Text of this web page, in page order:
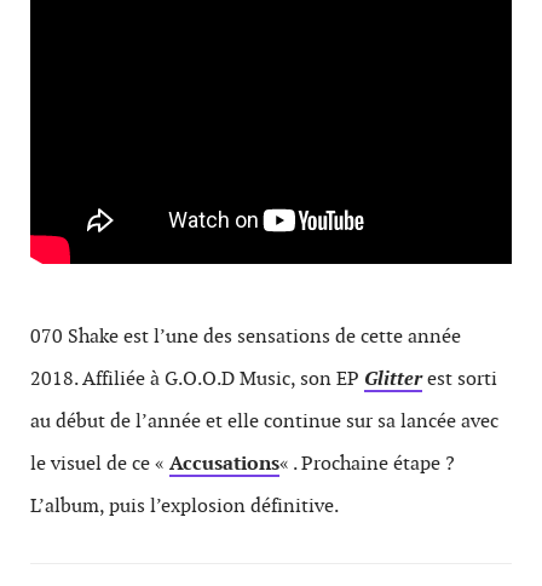
070 Shake est l’une des sensations de cette année
2018. Affiliée à G.O.O.D Music, son EP Glitterest sorti
au début de l’année et elle continue sur sa lancée avec
le visuel de ce « Accusations« . Prochaine étape ?
L’album, puis l’explosion définitive.